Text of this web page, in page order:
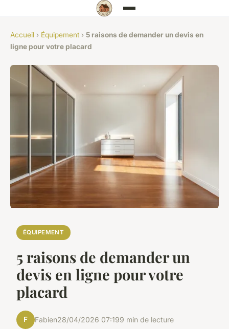
Accueil › Équipement › 5 raisons de demander un devis en
ligne pour votre placard
ÉQUIPEMENT
5 raisons de demander un
devis en ligne pour votre
placard
F Fabien28/04/2026 07:199 min de lecture